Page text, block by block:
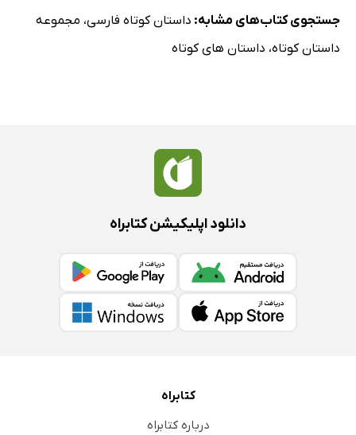
جستجوی کتاب‌های مشابه: داستان کوتاه فارسی، مجموعه
داستان کوتاه، داستان های کوتاه
دانلود اپلیکیشن کتابراه
کتابراه
درباره کتابراه